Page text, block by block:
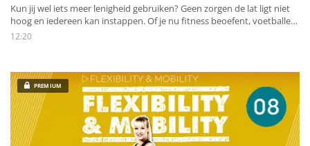
Kun jij wel iets meer lenigheid gebruiken? Geen zorgen de lat ligt niet
hoog en iedereen kan instappen. Of je nu fitness beoefent, voetballer
of danser bent, een beetje leniger worden in twaalf minuten is voor
12:20
PREMIUM